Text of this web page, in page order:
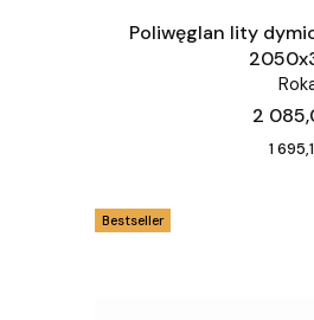
Poliwęglan lity
Cena
2
Cena
1
Bestseller